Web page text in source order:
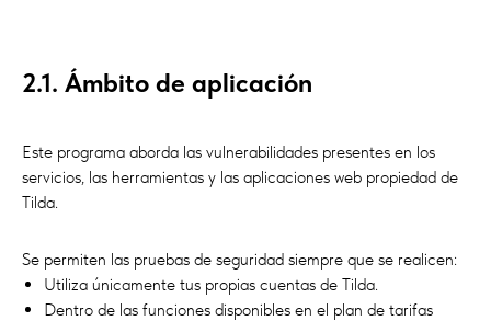
2.1. Ámbito de aplicación
Este programa aborda las vulnerabilidades presentes en los
servicios, las herramientas y las aplicaciones web propiedad de
Tilda.
Se permiten las pruebas de seguridad siempre que se realicen:
Utiliza únicamente tus propias cuentas de Tilda.
Dentro de las funciones disponibles en el plan de tarifas